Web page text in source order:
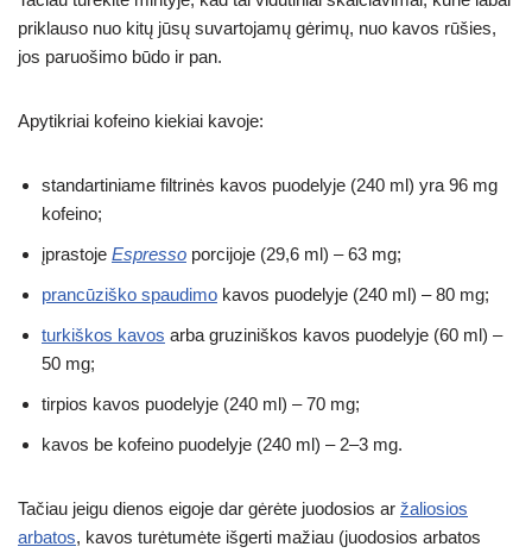
priklauso nuo kitų jūsų suvartojamų gėrimų, nuo kavos rūšies,
jos paruošimo būdo ir pan.
Apytikriai kofeino kiekiai kavoje:
standartiniame filtrinės kavos puodelyje (240 ml) yra 96 mg
kofeino;
įprastoje Espresso porcijoje (29,6 ml) – 63 mg;
prancūziško spaudimo kavos puodelyje (240 ml) – 80 mg;
turkiškos kavos arba gruziniškos kavos puodelyje (60 ml) –
50 mg;
tirpios kavos puodelyje (240 ml) – 70 mg;
kavos be kofeino puodelyje (240 ml) – 2–3 mg.
Tačiau jeigu dienos eigoje dar gėrėte juodosios ar žaliosios
arbatos, kavos turėtumėte išgerti mažiau (juodosios arbatos